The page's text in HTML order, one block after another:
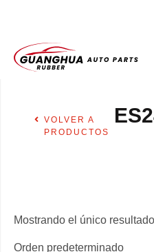
VOLVER A
PRODUCTOS
Mostrando el único resultado